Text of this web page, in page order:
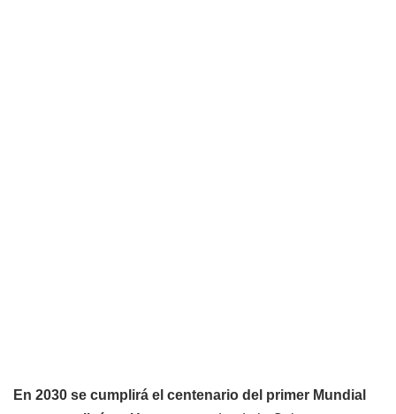
En 2030 se cumplirá el centenario del primer Mundial